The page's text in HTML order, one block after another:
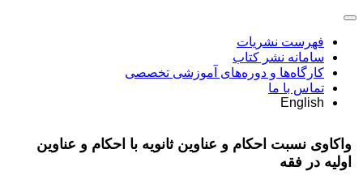
فهرست نشریات
سامانه نشر کتاب
کارگاه‌ها و دوره‌های آموزشی تخصصی
تماس با ما
English
واکاوی نسبت احکام و عناوین ثانویه با احکام و عناوین
اولیه در فقه